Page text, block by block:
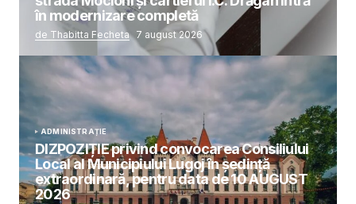
în modernizare completă
de Thabitta Fecheta 7 august 2026
ADMINISTRAȚIE
DIZPOZIȚIE privind convocarea Consiliului
Local al Municipiului Lugoj în şedinţă
extraordinară, pentru data de 10 AUGUST
2026